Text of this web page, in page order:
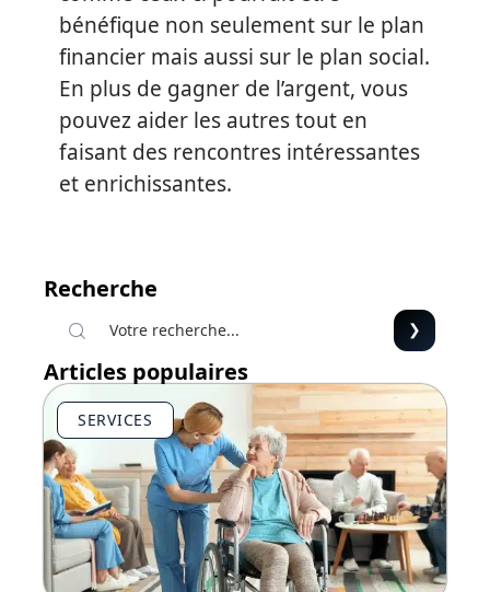
bénéfique non seulement sur le plan
financier mais aussi sur le plan social.
En plus de gagner de l’argent, vous
pouvez aider les autres tout en
faisant des rencontres intéressantes
et enrichissantes.
Recherche
Articles populaires
SERVICES